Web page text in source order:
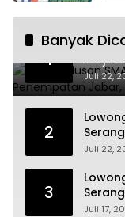
Banyak
1
Untuk
Kerja
dan
Juli 22,
2
Juli 22,
3
Juli 17,